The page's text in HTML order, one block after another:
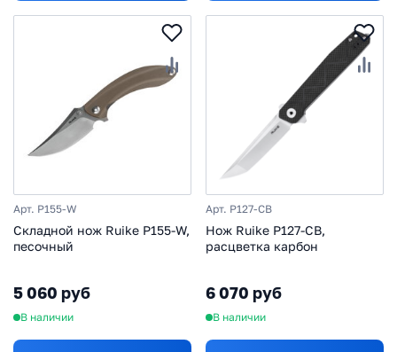
Арт. P155-W
Складной нож Ruike P155-W,
песочный
5 060 руб
В наличии
Арт. P127-CB
Нож Ruike P127-CB,
расцветка карбон
6 070 руб
В наличии